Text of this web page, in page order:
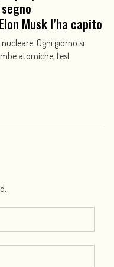
Musk l’ha capito
Ogni giorno si
atomiche, test